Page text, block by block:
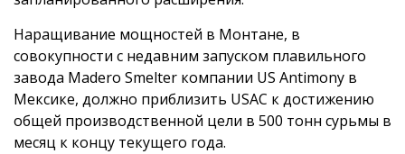
Наращивание мощностей в Монтане, в
совокупности с недавним запуском плавильного
завода Madero Smelter компании US Antimony в
Мексике, должно приблизить USAC к достижению
общей производственной цели в 500 тонн сурьмы в
месяц к концу текущего года.